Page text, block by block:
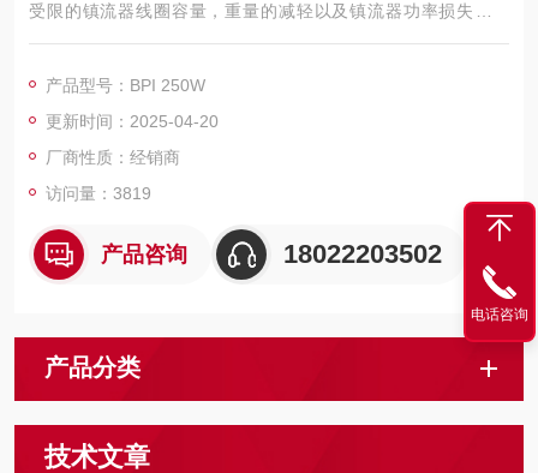
受限的镇流器线圈容量，重量的减轻以及镇流器功率损失率降
至。
产品型号：BPI 250W
更新时间：2025-04-20
厂商性质：经销商
访问量：3819
产品咨询 18022203502
产品分类
技术文章
电话咨询